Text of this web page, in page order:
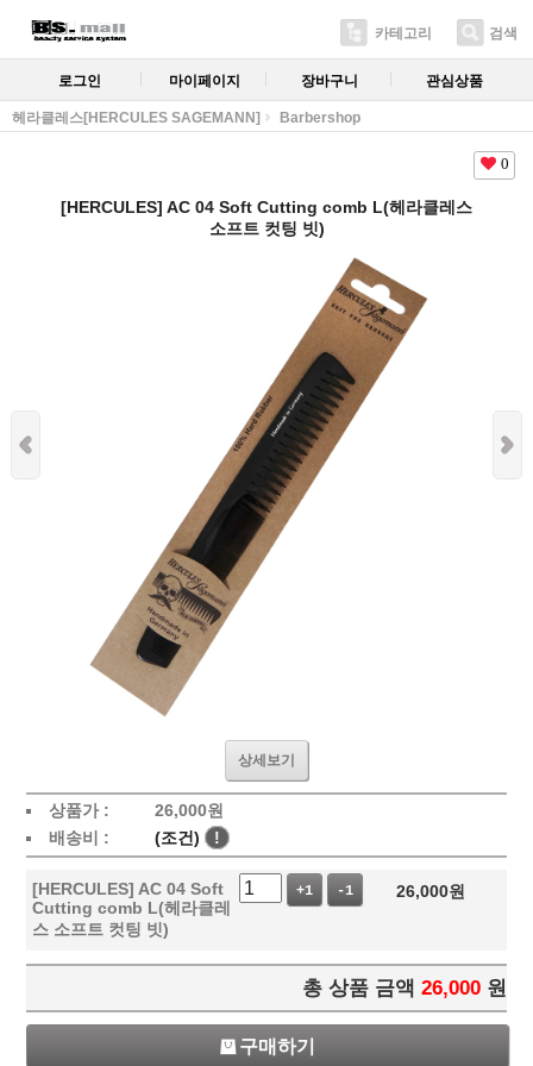
카테고리 검색
로그인 마이페이지 장바구니 관심상품
헤라클레스[HERCULES SAGEMANN] Barbershop
0
[HERCULES] AC 04 Soft Cutting comb L(헤라클레스
소프트 컷팅 빗)
상세보기
상품가 : 26,000원
배송비 :
(조건) !
[HERCULES] AC 04 Soft
Cutting comb L(헤라클레
스 소프트 컷팅 빗)
+1 -1 26,000원
총 상품 금액 26,000 원
구매하기